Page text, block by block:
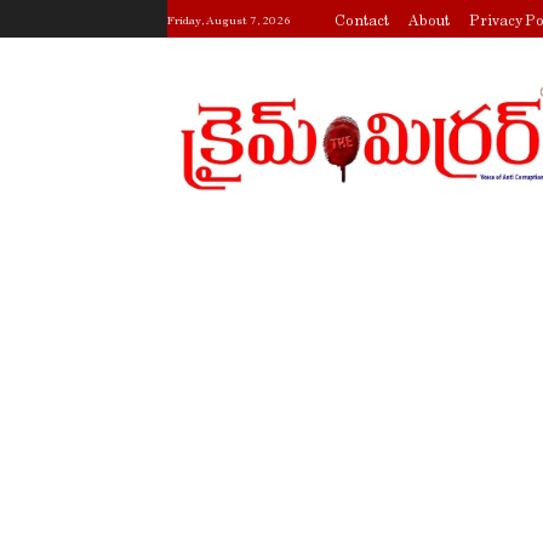
Friday, August 7, 2026 Contact About Privacy